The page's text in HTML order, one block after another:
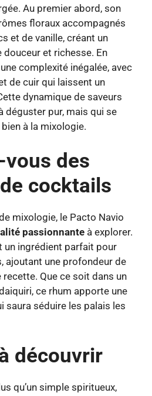
Au premier abord, son
floraux accompagnés
et de vanille, créant un
et richesse. En
complexité inégalée, avec
de cuir qui laissent un
dynamique de saveurs
déguster pur, mais qui se
à la mixologie.
vous des
cocktails
mixologie, le Pacto Navio
passionnante à explorer.
un ingrédient parfait pour
ajoutant une profondeur de
Que ce soit dans un
ce rhum apporte une
saura séduire les palais les
découvrir
qu’un simple spiritueux,